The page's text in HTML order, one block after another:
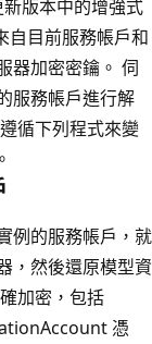
版本中的增強式
自目前服務帳戶和
器加密密鑰。 伺
服務帳戶進行解
循下列程式來變
例的服務帳戶，就
，然後還原模型資
加密，包括
憑